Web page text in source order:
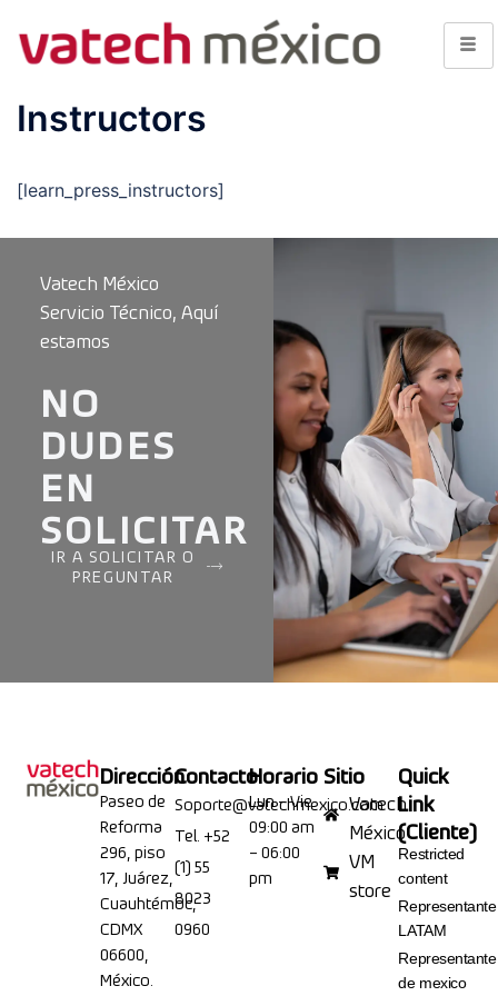
Instructors
[learn_press_instructors]
Vatech México
Servicio Técnico, Aquí
estamos
NO
DUDES
EN
SOLICITAR
IR A SOLICITAR O
PREGUNTAR
Dirección
Paseo de
Reforma
296, piso
17, Juárez,
Cuauhtémoc,
CDMX
06600,
México.
Contacto
Soporte@vatechmexico.com
Tel. +52
(1) 55
8023
0960
Horario
Lun – Vie
09:00 am
– 06:00
pm
Sitio
Vatech
México
VM
store
Quick
Link
(Cliente)
Restricted
content
Representante
LATAM
Representante
de mexico